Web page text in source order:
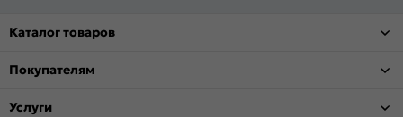
Каталог товаров
Покупателям
Услуги